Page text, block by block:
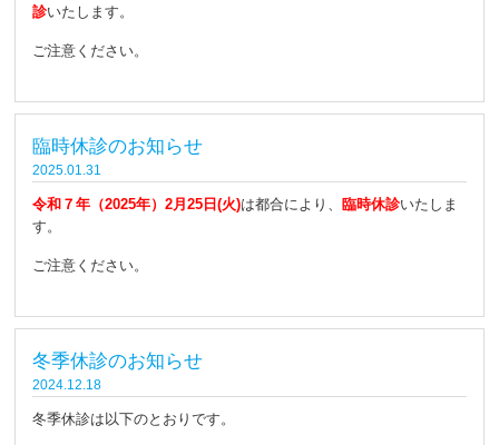
診いたします。
ご注意ください。
臨時休診のお知らせ
2025.01.31
令和７年（2025年）2月25日(火)は都合により、 臨時休診いたしま
す。
ご注意ください。
冬季休診のお知らせ
2024.12.18
冬季休診は以下のとおりです。